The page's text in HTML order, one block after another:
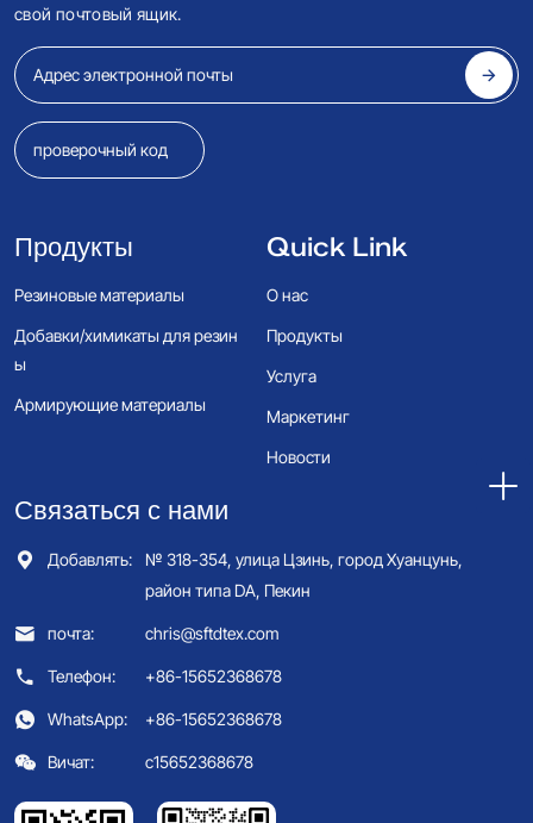
свой почтовый ящик.
Продукты
Резиновые материалы
Добавки/химикаты для резин
ы
Армирующие материалы
Quick Link
О нас
Продукты
Услуга
Маркетинг
Новости
Связаться с нами
Добавлять:
№ 318-354, улица Цзинь, город Хуанцунь,
район типа DA, Пекин
почта:
chris@sftdtex.com
Телефон:
+86-15652368678
WhatsApp:
+86-15652368678
Вичат:
c15652368678